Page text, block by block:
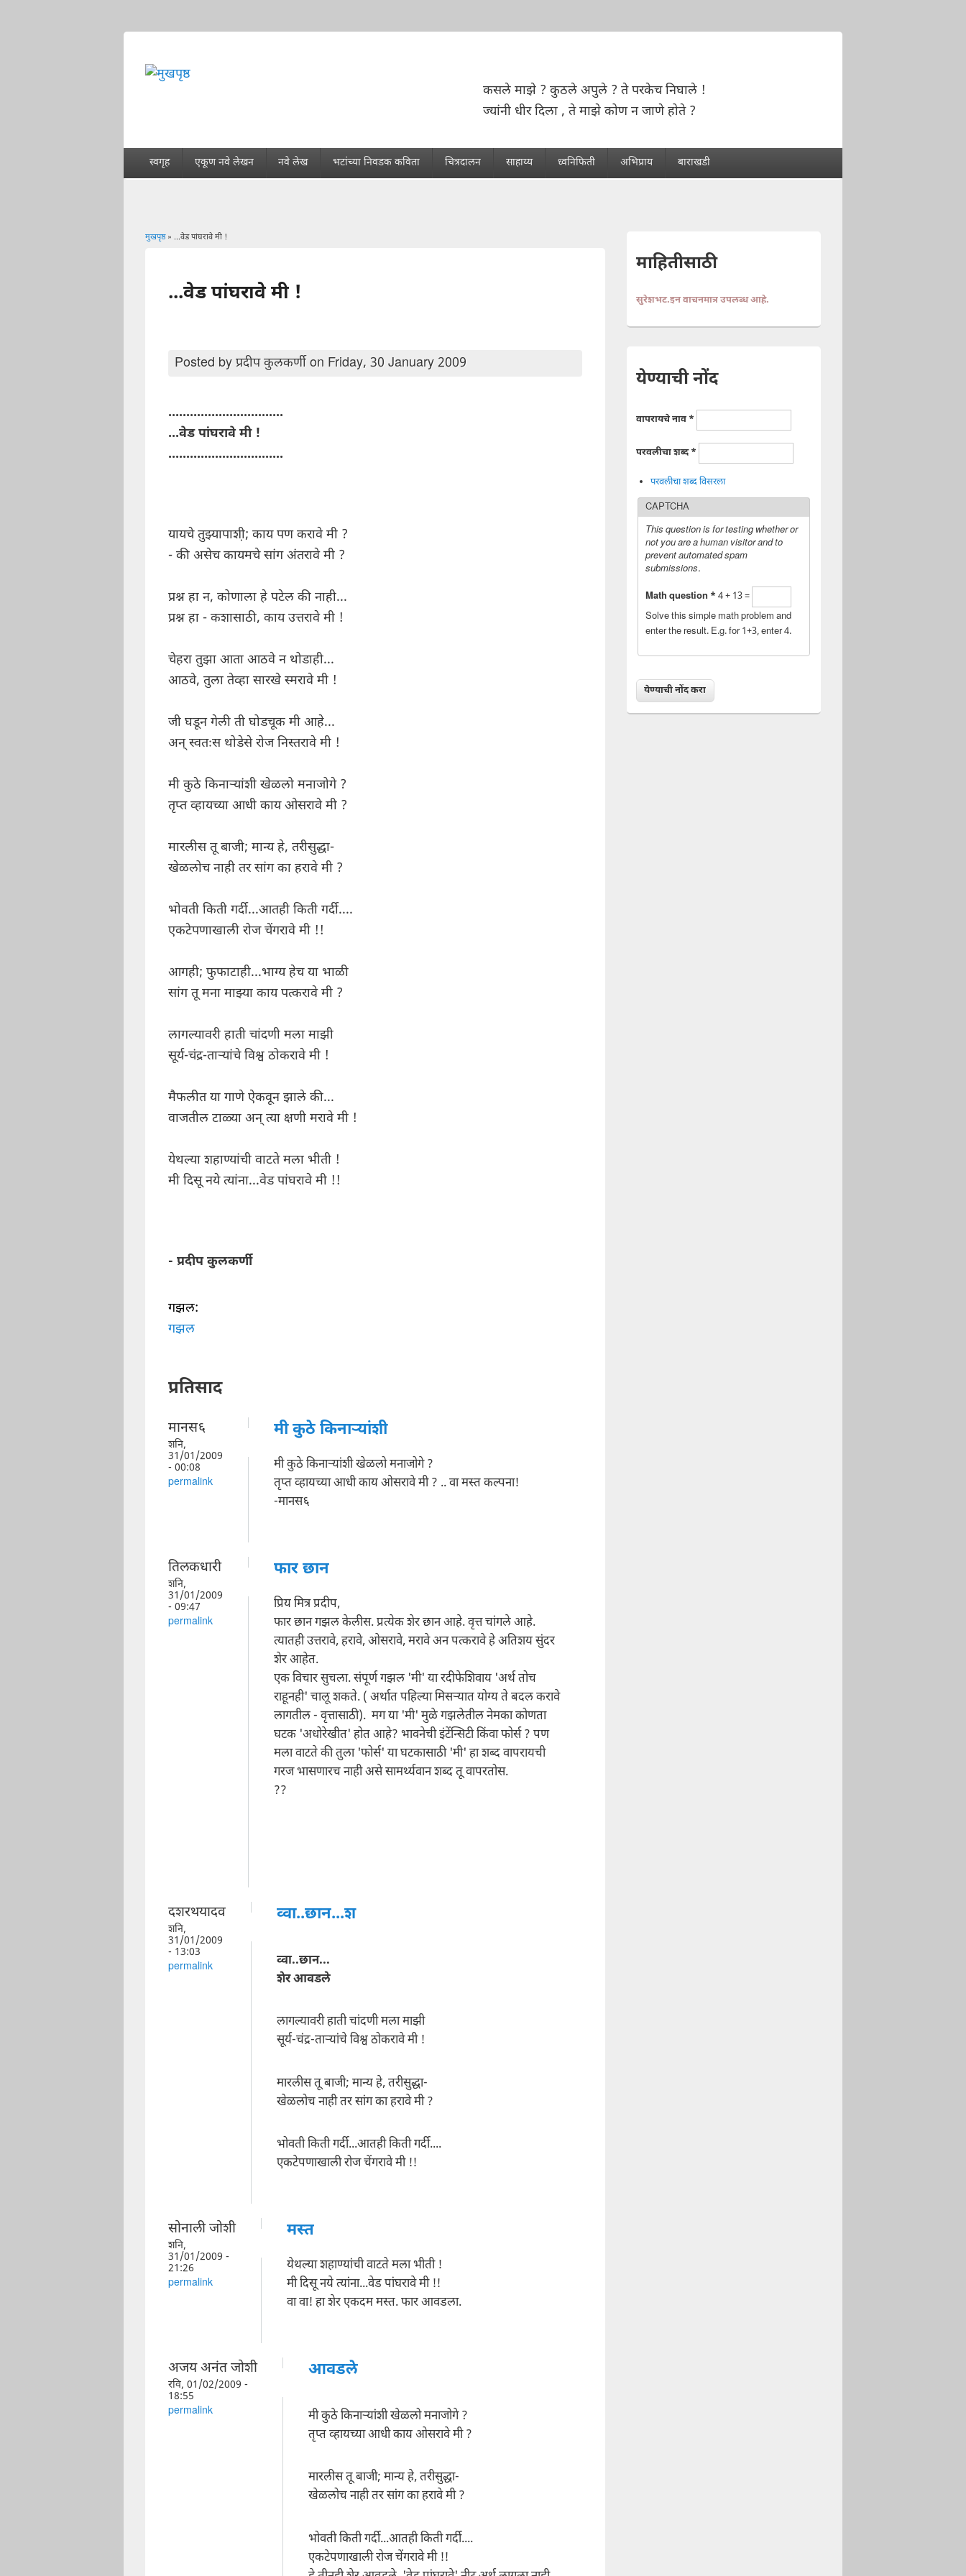
कसले माझे ? कुठले अपुले ? ते परकेच निघाले !
ज्यांनी धीर दिला , ते माझे कोण न जाणे होते ?
स्वगृह एकूण नवे लेखन नवे लेख भटांच्या निवडक कविता चित्रदालन साहाय्य ध्वनिफिती अभिप्राय बाराखडी
मुखपृष्ठ» ...वेड पांघरावे मी !
...वेड पांघरावे मी !
Posted by प्रदीप कुलकर्णी on Friday, 30 January 2009
................................
...वेड पांघरावे मी !
................................
यायचे तुझ्यापाशी़; काय पण करावे मी ?
- की असेच कायमचे सांग अंतरावे मी ?
प्रश्न हा न, कोणाला हे पटेल की नाही...
प्रश्न हा - कशासाठी, काय उत्तरावे मी !
चेहरा तुझा आता आठवे न थोडाही...
आठवे, तुला तेव्हा सारखे स्मरावे मी !
जी घडून गेली ती घोडचूक मी आहे...
अन् स्वतःस थोडेसे रोज निस्तरावे मी !
मी कुठे किनाऱ्यांशी खेळलो मनाजोगे ?
तृप्त व्हायच्या आधी काय ओसरावे मी ?
मारलीस तू बाजी; मान्य हे, तरीसुद्धा-
खेळलोच नाही तर सांग का हरावे मी ?
भोवती किती गर्दी...आतही किती गर्दी....
एकटेपणाखाली रोज चेंगरावे मी !!
आगही; फुफाटाही...भाग्य हेच या भाळी
सांग तू मना माझ्या काय पत्करावे मी ?
लागल्यावरी हाती चांदणी मला माझी
सूर्य-चंद्र-ताऱ्यांचे विश्व ठोकरावे मी !
मैफलीत या गाणे ऐकवून झाले की...
वाजतील टाळ्या अन् त्या क्षणी मरावे मी !
येथल्या शहाण्यांची वाटते मला भीती !
मी दिसू नये त्यांना...वेड पांघरावे मी !!
- प्रदीप कुलकर्णी
गझल:
गझल
प्रतिसाद
मानस६
शनि,
31/01/2009
- 00:08
permalink
मी कुठे किनाऱ्यांशी
मी कुठे किनाऱ्यांशी खेळलो मनाजोगे ?
तृप्त व्हायच्या आधी काय ओसरावे मी ? .. वा मस्त कल्पना!
-मानस६
तिलकधारी
शनि,
31/01/2009
- 09:47
permalink
फार छान
प्रिय मित्र प्रदीप,
फार छान गझल केलीस. प्रत्येक शेर छान आहे. वृत्त चांगले आहे.
त्यातही उत्तरावे, हरावे, ओसरावे, मरावे अन पत्करावे हे अतिशय सुंदर
शेर आहेत.
एक विचार सुचला. संपूर्ण गझल 'मी' या रदीफेशिवाय 'अर्थ तोच
राहूनही' चालू शकते. ( अर्थात पहिल्या मिसर्‍यात योग्य ते बदल करावे
लागतील - वृत्तासाठी). मग या 'मी' मुळे गझलेतील नेमका कोणता
घटक 'अधोरेखीत' होत आहे? भावनेची इंटेंन्सिटी किंवा फोर्स ? पण
मला वाटते की तुला 'फोर्स' या घटकासाठी 'मी' हा शब्द वापरायची
गरज भासणारच नाही असे सामर्थ्यवान शब्द तू वापरतोस.
??
दशरथयादव
शनि,
31/01/2009
- 13:03
permalink
व्वा..छान...श
व्वा..छान...
शेर आवडले
लागल्यावरी हाती चांदणी मला माझी
सूर्य-चंद्र-ताऱ्यांचे विश्व ठोकरावे मी !
मारलीस तू बाजी; मान्य हे, तरीसुद्धा-
खेळलोच नाही तर सांग का हरावे मी ?
भोवती किती गर्दी...आतही किती गर्दी....
एकटेपणाखाली रोज चेंगरावे मी !!
सोनाली जोशी
शनि,
31/01/2009 -
21:26
permalink
मस्त
येथल्या शहाण्यांची वाटते मला भीती !
मी दिसू नये त्यांना...वेड पांघरावे मी !!
वा वा! हा शेर एकदम मस्त. फार आवडला.
अजय अनंत जोशी
रवि, 01/02/2009 -
18:55
permalink
आवडले
मी कुठे किनाऱ्यांशी खेळलो मनाजोगे ?
तृप्त व्हायच्या आधी काय ओसरावे मी ?
मारलीस तू बाजी; मान्य हे, तरीसुद्धा-
खेळलोच नाही तर सांग का हरावे मी ?
भोवती किती गर्दी...आतही किती गर्दी....
एकटेपणाखाली रोज चेंगरावे मी !!
माहितीसाठी
सुरेशभट.इन वाचनमात्र उपलब्ध आहे.
येण्याची नोंद
वापरायचे नाव *
परवलीचा शब्द*
परवलीचा शब्द विसरला
CAPTCHA
This question is for testing whether or
not you are a human visitor and to
prevent automated spam
submissions.
Math question * 4 + 13 =
Solve this simple math problem and
enter the result. E.g. for 1+3, enter 4.